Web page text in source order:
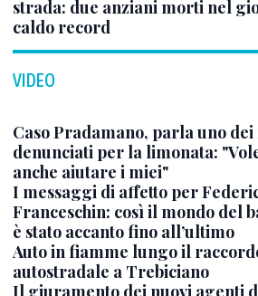
strada: due anziani morti nel
caldo record
VIDEO
Caso Pradamano, parla uno
denunciati per la limonata:
anche aiutare i miei"
I messaggi di affetto per
Franceschin: così il mondo del
è stato accanto fino all’ultimo
Auto in fiamme lungo il
autostradale a Trebiciano